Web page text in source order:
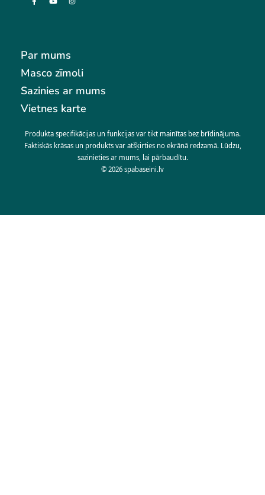
Par mums
Masco zīmoli
Sazinies ar mums
Vietnes karte
Produkta specifikācijas un funkcijas var tikt mainītas bez brīdinājuma.
Faktiskās krāsas un produkts var atšķirties no ekrānā redzamā. Lūdzu,
sazinieties ar mums, lai pārbaudītu.
© 2026spabaseini.lv